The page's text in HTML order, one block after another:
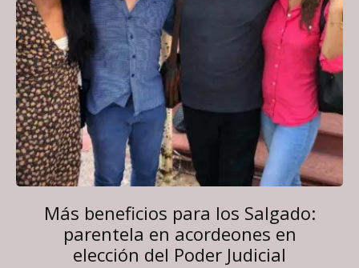
Más beneficios para los Salgado:
parentela en acordeones en
elección del Poder Judicial